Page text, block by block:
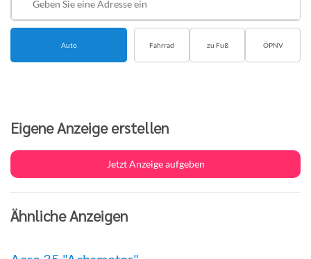
Eigene Anzeige erstellen
Jetzt Anzeige aufgeben
Ähnliche Anzeigen
Route
Auto Fahrrad zu Fuß ÖPNV